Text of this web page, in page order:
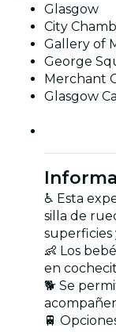
Glasgow
City
Gallery of
George
Merchant
Glasgow
♿️ Esta
silla de
superficies
👶 Los
en
🐕 Se
🚆